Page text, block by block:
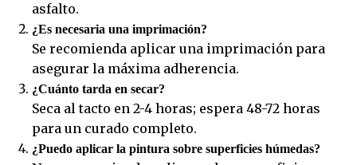
asfalto.
¿Es necesaria una imprimación?
Se recomienda aplicar una imprimación para
asegurar la máxima adherencia.
¿Cuánto tarda en secar?
Seca al tacto en 2-4 horas; espera 48-72 horas
para un curado completo.
¿Puedo aplicar la pintura sobre superficies húmedas?